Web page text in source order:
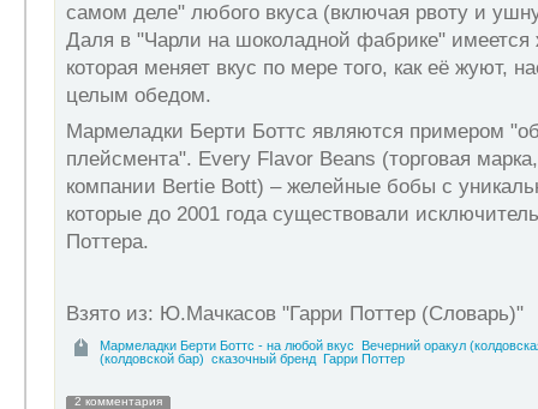
самом деле" любого вкуса (включая рвоту и
Даля в "Чарли на шоколадной фабрике" имеется
которая меняет вкус по мере того, как её жуют,
целым обедом.
Мармеладки Берти Боттс являются примером
плейсмента". Every Flavor Beans (торговая
компании Bertie Bott) – желейные бобы с
которые до 2001 года существовали
Поттера.
Взято из: Ю.Мачкасов "Гарри Поттер (Словарь)"
Мармеладки Берти Боттс - на любой вкус
Вечерний оракул
(колдовской бар) сказочный бренд Гарри Поттер
2 комментария